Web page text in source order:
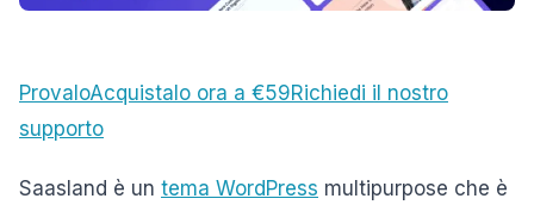
ProvaloAcquistalo ora a €59Richiedi il nostro
supporto
Saasland è un tema WordPress multipurpose che è